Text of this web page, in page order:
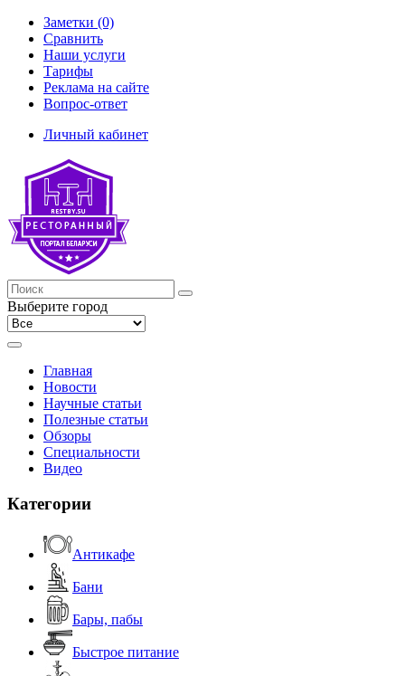
Заметки (0)
Сравнить
Наши услуги
Тарифы
Реклама на сайте
Вопрос-ответ
Личный кабинет
Выберите город
Главная
Новости
Научные статьи
Полезные статьи
Обзоры
Специальности
Видео
Категории
Антикафе
Бани
Бары, пабы
Быстрое питание